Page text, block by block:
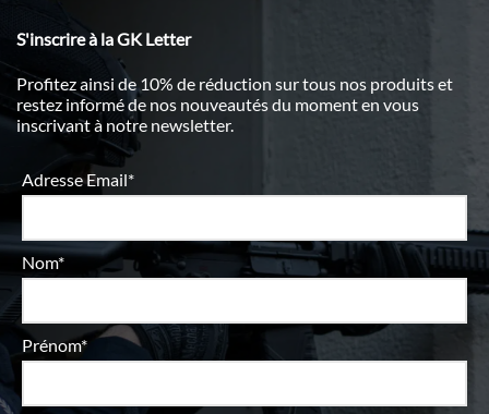
S'inscrire à la GK Letter
Profitez ainsi de 10% de réduction sur tous nos produits et
restez informé de nos nouveautés du moment en vous
inscrivant à notre newsletter.
Adresse Email*
Nom*
Prénom*